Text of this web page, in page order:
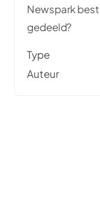
Newspark
gedeeld?
Type
Auteur